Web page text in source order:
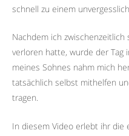
schnell zu einem
Nachdem ich
verloren hatte, wurde der Tag
meines Sohnes nahm mich
tatsächlich selbst mithelfen
tragen.
In diesem Video erlebt ihr die